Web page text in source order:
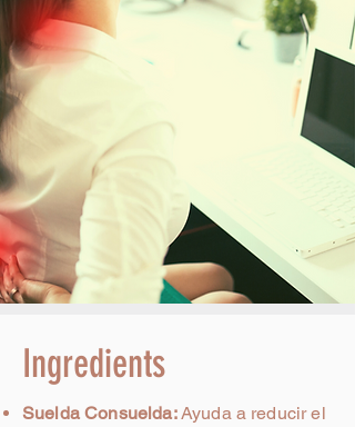
Ingredients
Suelda Consuelda:Ayuda a reducir el